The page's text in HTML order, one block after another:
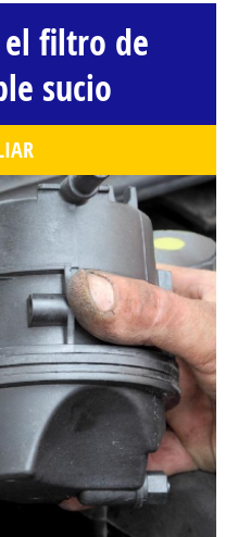
el filtro de
sucio